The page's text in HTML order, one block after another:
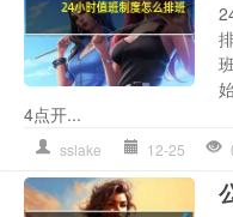
4点开...
sslake 12-25